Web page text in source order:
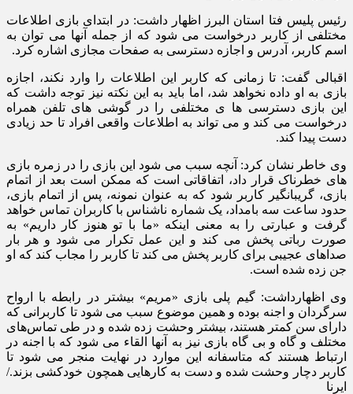
رئیس پلیس فتا استان البرز اظهار داشت: در ابتدای بازی اطلاعات
مختلفی از کاربر درخواست می شود که از جمله آنها می توان به
اسم کاربر، آدرس و اجازه دسترسی به صفحات مجازی اشاره کرد.
اقبالی گفت: تا زمانی که کاربر این اطلاعات را وارد نکند، اجازه
بازی به او داده نخواهد شد، اما باید به این نکته نیز توجه داشت که
این بازی دسترسی ها ی مختلفی را در گوشی های تلفن همراه
درخواست می کند و می تواند به اطلاعات واقعی افراد تا حد زیادی
دست پیدا کند.
وی خاطر نشان کرد: آنچه سبب می شود این بازی را در زمره بازی
های خطرناک قرار داد، اتفاقاتی است که ممکن است بعد از اتمام
بازی، گریبانگیر کاربر شود که به عنوان نمونه، پس از اتمام بازی،
حدود ساعت سه بامداد، یک شماره ناشناس با کاربران تماس خواهد
گرفت و عبارتی را به معنی اینکه «ما با تو هنوز کار داریم» به
صورت رباتی پخش می کند و این عمل تکرار می شود و هر بار
صداهای عجیبی برای کاربر پخش می کند تا کاربر را مجاب کند که او
جن زده شده است.
وی اظهارداشت: گیم پلی بازی «مریم» بیشتر در رابطه با ارواح
سرگردان و اجنه بوده و همین موضوع سبب می شود تا کاربرانی که
دارای سن کمتر هستند، بیشتر وحشت زده شده و در طی تماس‌های
مختلف و گاه و بی گاه بازی نیز به آنها القاء می شود که با اجنه در
ارتباط هستند که متاسفانه این موارد در نهایت منجر می شود تا
کاربر دچار وحشت شده و دست به کارهایی همچون خودکشی بزند./
ایرنا